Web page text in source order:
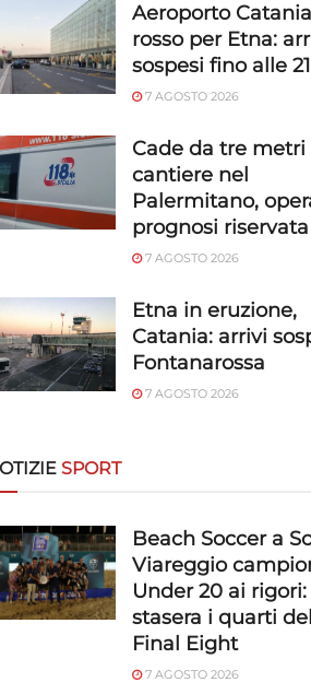
Aeroporto
rosso per Etna:
sospesi fino alle 21
7 AGOSTO 2026
Cade da tre
cantiere nel
Palermitano,
prognosi riservata
7 AGOSTO 2026
Etna in eruzione,
Catania: arrivi
Fontanarossa
7 AGOSTO 2026
SPORT
Beach Soccer a
Viareggio
Under 20 ai rigori:
stasera i quarti
Final Eight
7 AGOSTO 2026